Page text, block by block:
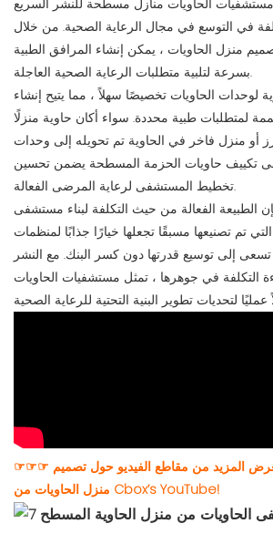
الحاويات منازل مسطحة للنشر السريع
في التوسع في مجال الرعاية الصحية. من خلال
منزل الحاويات ، يمكن إنشاء المرافق الطبية
بسرعة لتلبية متطلبات الرعاية الصحية العاجلة.
لوحدات الحاويات تخصيصًا سهلاً ، مما يتيح إنشاء
طبية محددة. سواء أكان حاوية منزلًا
أو منزل فاخر في الحاوية تم تحويله إلى وحدات
تكييف حاويات الحزمة المسطحة يضمن تحسين
تخطيط المستشفى لرعاية المرضى الفعالة.
الطبيعة الفعالة من حيث التكلفة لبناء مستشفى
تم تصنيعها مسبقًا تجعلها خيارًا جذابًا لمنظمات
تسعى إلى توسيع قدرتها دون كسر البنك. مع النشر
التكلفة في جوهرها ، تمثل مستشفيات الحاويات
☞☞☞ قم بربط هذا الرابط لعرض المزيد من مقاطع الفيديو حول تصميم
منزل الحاويات من Cbox’s YouTube!